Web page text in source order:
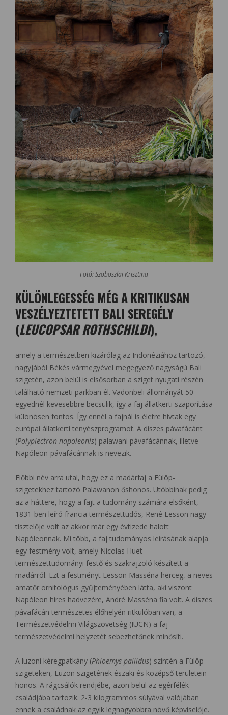
Fotó: Szoboszlai Krisztina
KÜLÖNLEGESSÉG MÉG A KRITIKUSAN
VESZÉLYEZTETETT BALI SEREGÉLY
(LEUCOPSAR ROTHSCHILDI),
amely a természetben kizárólag az Indonéziához tartozó,
nagyjából Békés vármegyével megegyező nagyságú Bali
szigetén, azon belül is elsősorban a sziget nyugati részén
található nemzeti parkban él. Vadonbeli állományát 50
egyednél kevesebbre becsülik, így a faj állatkerti szaporítása
különösen fontos. Így ennél a fajnál is életre hívtak egy
európai állatkerti tenyészprogramot. A díszes pávafácánt
(Polyplectron napoleonis) palawani pávafácánnak, illetve
Napóleon-pávafácánnak is nevezik.
Előbbi név arra utal, hogy ez a madárfaj a Fülöp-
szigetekhez tartozó Palawanon őshonos. Utóbbinak pedig
az a háttere, hogy a fajt a tudomány számára elsőként,
1831-ben leíró francia természettudós, René Lesson nagy
tisztelője volt az akkor már egy évtizede halott
Napóleonnak. Mi több, a faj tudományos leírásának alapja
egy festmény volt, amely Nicolas Huet
természettudományi festő és szakrajzoló készített a
madárról. Ezt a festményt Lesson Masséna herceg, a neves
amatőr ornitológus gyűjteményében látta, aki viszont
Napóleon híres hadvezére, André Masséna fia volt. A díszes
pávafácán természetes élőhelyén ritkulóban van, a
Természetvédelmi Világszövetség (IUCN) a faj
természetvédelmi helyzetét sebezhetőnek minősíti.
A luzoni kéregpatkány (Phloemys pallidus) szintén a Fülöp-
szigeteken, Luzon szigetének északi és középső területein
honos. A rágcsálók rendjébe, azon belül az egérfélék
családjába tartozik. 2-3 kilogrammos súlyával valójában
ennek a családnak az egyik legnagyobbra növő képviselője.